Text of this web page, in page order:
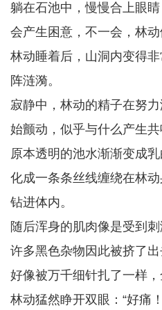
躺在石池中，慢慢合上眼
会产生困意，不一会，林动
林动睡着后，山洞内变得
阵涟漪。
寂静中，林动的精子在努
始颤动，似乎与什么产生共
原本透明的池水渐渐变成
化成一条条丝线缠绕在林
钻进体内。
随后浑身的肌肉像是受到
许多黑色杂物因此被挤了出
好像被万千细针扎了一样
林动猛然睁开双眼：“好痛